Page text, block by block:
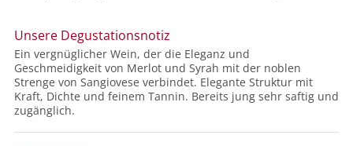
Unsere Degustationsnotiz
Ein vergnüglicher Wein, der die Eleganz und
Geschmeidigkeit von Merlot und Syrah mit der noblen
Strenge von Sangiovese verbindet. Elegante Struktur mit
Kraft, Dichte und feinem Tannin. Bereits jung sehr saftig und
zugänglich.